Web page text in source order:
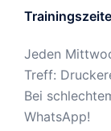
Jeden
Treff:
Bei
WhatsApp!